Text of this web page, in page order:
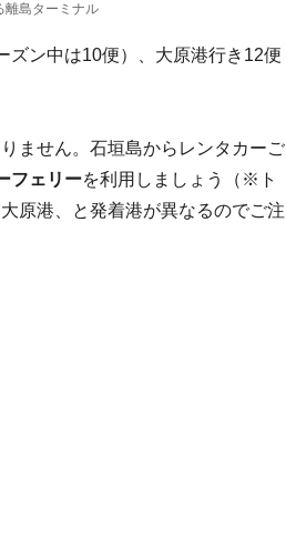
離島ターミナル
ズン中は10便）、大原港行き12便
ません。石垣島からレンタカーご
フェリーを利用しましょう（※ト
原港、と発着港が異なるのでご注